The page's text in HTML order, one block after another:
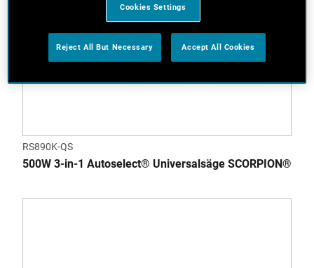
RS890K-QS
500W 3-in-1 Autoselect® Universalsäge SCORPION®
Cookies Settings
Reject All But Necessary Accept All Cookies